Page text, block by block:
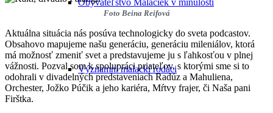
Obyvateľstvo Malaciek v minulosti
Významní malackí rodáci
Foto Beina Reifová
Aktuálna situácia nás posúva technologicky do sveta podcastov.
Obsahovo mapujeme našu generáciu, generáciu mileniálov, ktorá
má možnosť zmeniť svet a predstavujeme ju s ľahkosťou v plnej
vážnosti. Pozval som k spolupráci priateľov, s ktorými sme si to
odohrali v divadelných predstaveniach Radúz a Mahuliena,
Orchester, Jožko Púčik a jeho kariéra, Mŕtvy frajer, či Naša pani
Firštka.